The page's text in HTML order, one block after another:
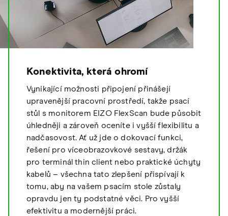
Konektivita, která ohromí
Vynikající možnosti připojení přinášejí
upravenější pracovní prostředí, takže psací
stůl s monitorem EIZO FlexScan bude působit
úhledněji a zároveň oceníte i vyšší flexibilitu a
nadčasovost. Ať už jde o dokovací funkci,
řešení pro víceobrazovkové sestavy, držák
pro terminál thin client nebo praktické úchyty
kabelů – všechna tato zlepšení přispívají k
tomu, aby na vašem psacím stole zůstaly
opravdu jen ty podstatné věci. Pro vyšší
efektivitu a modernější práci.